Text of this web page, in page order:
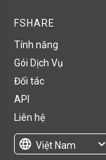
FSHARE
Tính năng
Gói Dịch Vụ
Đối tác
API
Liên hệ
language Việt Nam
expand_more